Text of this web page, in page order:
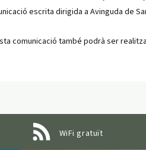
escrita dirigida a Avinguda de
comunicació també podrà ser
WiFi gratuït